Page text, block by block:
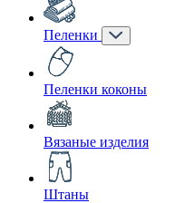
Пеленки
Пеленки коконы
Вязаные изделия
Штаны